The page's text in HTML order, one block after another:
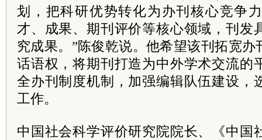
划，把科研优势转化为办刊核心竞争
才、成果、期刊评价等核心领域，刊发
究成果。”陈俊乾说。他希望该刊拓宽
话语权，将期刊打造为中外学术交流的
全办刊制度机制，加强编辑队伍建设，
工作。
中国社会科学评价研究院院长、《中国